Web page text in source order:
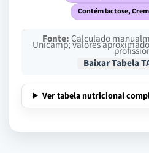
Contém lactose,
Fonte:Calculado
Unicamp; valores
Baixar Tabela
Ver tabela nutricional